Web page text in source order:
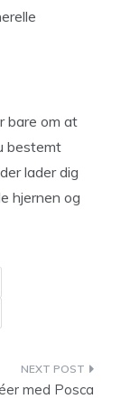
bare om at
bestemt
lader dig
hjernen og
med Posca